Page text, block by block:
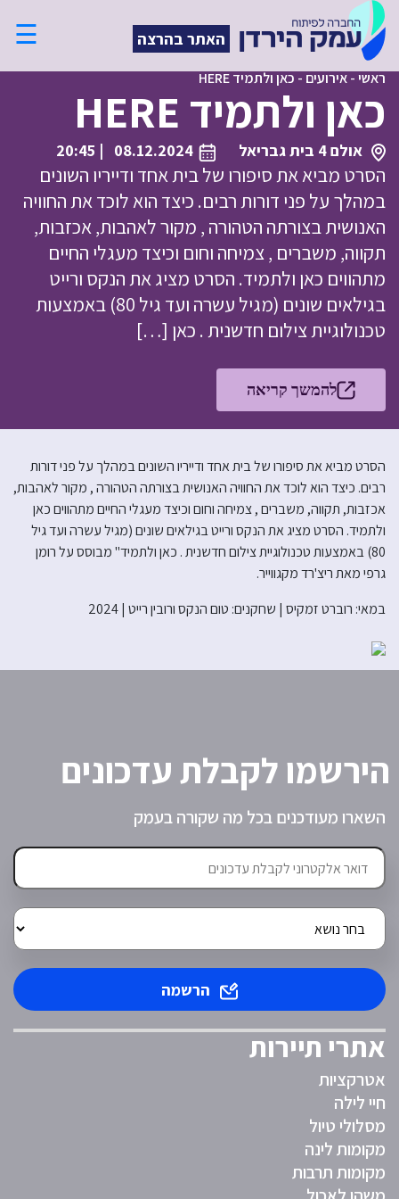
האתר בהרצה ☰
ראשי-אירועים - כאן ולתמיד HERE
כאן ולתמיד HERE
אולם 4 בית גבריאל 08.12.2024
| 20:45
הסרט מביא את סיפורו של בית אחד ודייריו השונים
במהלך על פני דורות רבים. כיצד הוא לוכד את החוויה
האנושית בצורתה הטהורה , מקור לאהבות, אכזבות,
תקווה, משברים , צמיחה וחום וכיצד מעגלי החיים
מתהווים כאן ולתמיד. הסרט מציג את הנקס ורייט
בגילאים שונים (מגיל עשרה ועד גיל 80) באמצעות
טכנולוגיית צילום חדשנית . כאן […]
להמשך קריאה
הסרט מביא את סיפורו של בית אחד ודייריו השונים במהלך על פני דורות
רבים. כיצד הוא לוכד את החוויה האנושית בצורתה הטהורה , מקור לאהבות,
אכזבות, תקווה, משברים , צמיחה וחום וכיצד מעגלי החיים מתהווים כאן
ולתמיד. הסרט מציג את הנקס ורייט בגילאים שונים (מגיל עשרה ועד גיל
80) באמצעות טכנולוגיית צילום חדשנית . כאן ולתמיד" מבוסס על רומן
גרפי מאת ריצ'רד מקגווייר.
במאי: רוברט זמקיס | שחקנים: טום הנקס ורובין רייט | 2024
הירשמו לקבלת עדכונים
השארו מעודכנים בכל מה שקורה בעמק
הרשמה
אתרי תיירות
אטרקציות
חיי לילה
מסלולי טיול
מקומות לינה
מקומות תרבות